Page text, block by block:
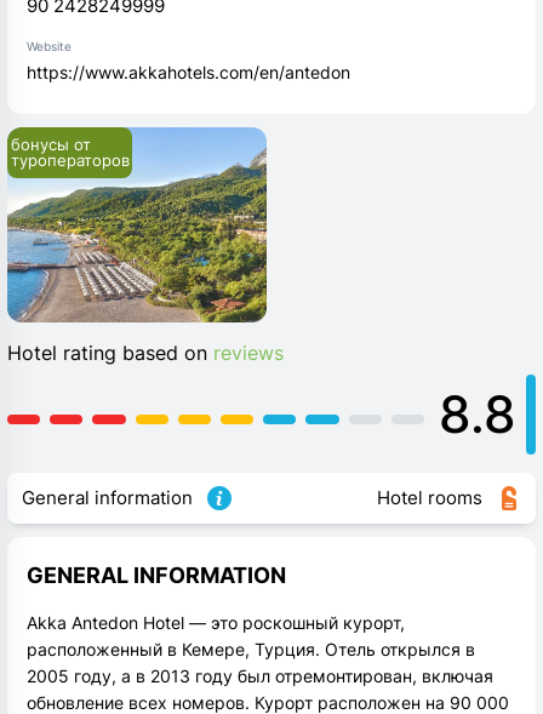
90 2428249999
Website
https://www.akkahotels.com/en/antedon
бонусы от
туроператоров
Hotel rating based on reviews
8.8
General information Hotel rooms
GENERAL INFORMATION
Akka Antedon Hotel — это роскошный курорт,
расположенный в Кемере, Турция. Отель открылся в
2005 году, а в 2013 году был отремонтирован, включая
обновление всех номеров. Курорт расположен на 90 000